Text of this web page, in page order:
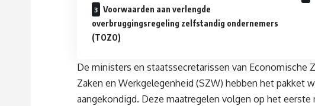
Voorwaarden aan verlengde
overbruggingsregeling zelfstandig ondernemers
(TOZO)
De ministers en staatssecretarissen van Economische
Zaken en Werkgelegenheid (SZW) hebben het pakket
aangekondigd. Deze maatregelen volgen op het